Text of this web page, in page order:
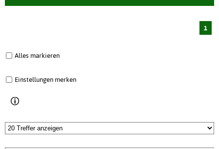
1
Alles markieren
Einstellungen merken